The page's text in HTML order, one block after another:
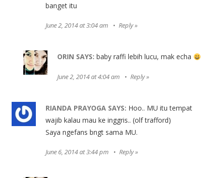
banget itu
June 2, 2014 at 3:04 am Reply
ORIN SAYS: baby raffi lebih lucu, mak echa
June 2, 2014 at 4:04 am Reply
RIANDA PRAYOGA SAYS: Hoo.. MU itu tempat
wajib kalau mau ke inggris.. (olf trafford)
Saya ngefans bngt sama MU.
June 6, 2014 at 3:44 pm Reply